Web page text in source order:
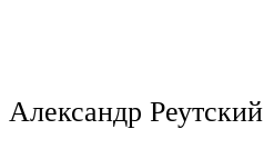
Александр Реутский